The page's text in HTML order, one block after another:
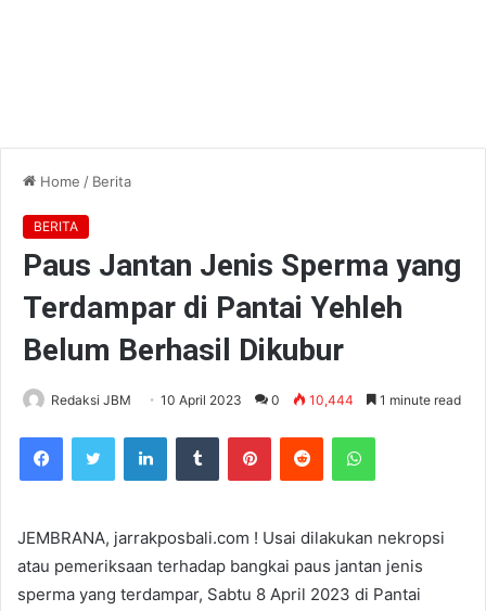
Home / Berita
BERITA
Paus Jantan Jenis Sperma yang
Terdampar di Pantai Yehleh
Belum Berhasil Dikubur
Redaksi JBM 10 April 2023 0 10,444 1 minute read
JEMBRANA, jarrakposbali.com ! Usai dilakukan nekropsi
atau pemeriksaan terhadap bangkai paus jantan jenis
sperma yang terdampar, Sabtu 8 April 2023 di Pantai